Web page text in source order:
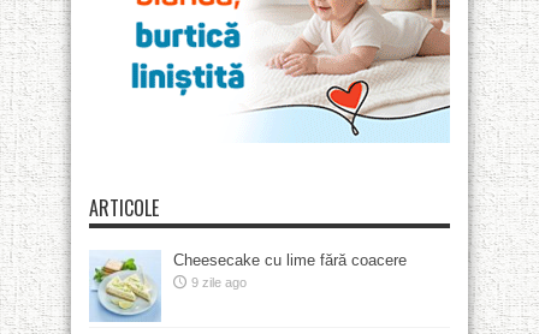
ARTICOLE
Cheesecake cu lime fără coacere
9 zile ago